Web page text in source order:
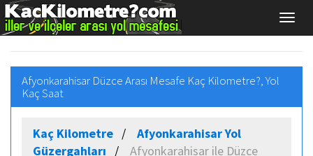
Afyonkarahisar Düzce Arası Mesafe Kaç Kilometre?, Yol
Kaç Saat
Kaç Kilometre
Afyonkarahisar Yol
Güzergahları
Afyonkarahisar ile Düzce